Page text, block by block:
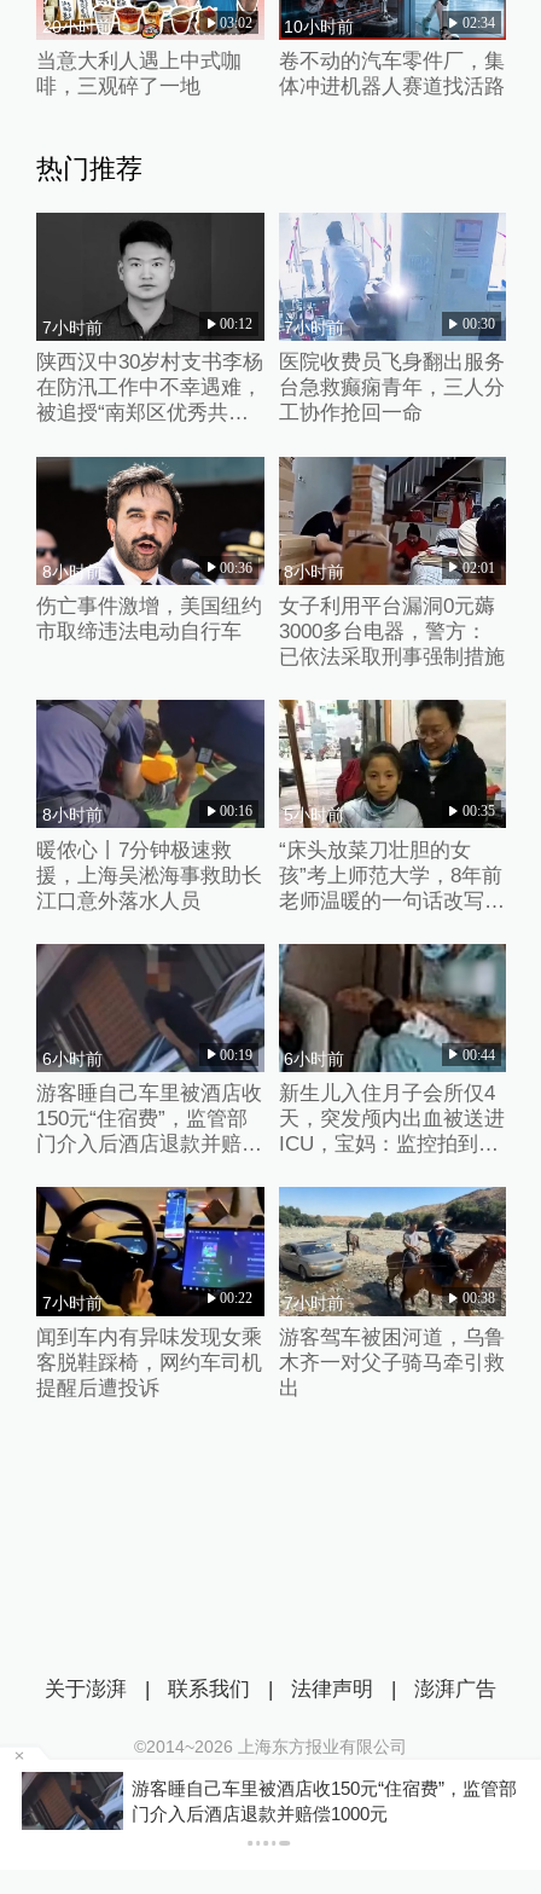
20小时前 03:02
当意大利人遇上中式咖
啡，三观碎了一地
10小时前 02:34
卷不动的汽车零件厂，集
体冲进机器人赛道找活路
热门推荐
7小时前 00:12
陕西汉中30岁村支书李杨
在防汛工作中不幸遇难，
被追授“南郑区优秀共产
7小时前 00:30
医院收费员飞身翻出服务
台急救癫痫青年，三人分
工协作抢回一命
8小时前 00:36
伤亡事件激增，美国纽约
市取缔违法电动自行车
8小时前 02:01
女子利用平台漏洞0元薅
3000多台电器，警方：
已依法采取刑事强制措施
8小时前 00:16
暖侬心丨7分钟极速救
援，上海吴淞海事救助长
江口意外落水人员
5小时前 00:35
“床头放菜刀壮胆的女
孩”考上师范大学，8年前
老师温暖的一句话改写了
6小时前 00:19
游客睡自己车里被酒店收
150元“住宿费”，监管部
门介入后酒店退款并赔偿
6小时前 00:44
新生儿入住月子会所仅4
天，突发颅内出血被送进
ICU，宝妈：监控拍到护
7小时前 00:22
闻到车内有异味发现女乘
客脱鞋踩椅，网约车司机
提醒后遭投诉
7小时前 00:38
游客驾车被困河道，乌鲁
木齐一对父子骑马牵引救
出
你有权知道更多
下载澎湃新闻客户端
“住宿费”，监管部
关于澎湃 | 联系我们 | 法律声明 | 澎湃广告
©2014~2026 上海东方报业有限公司
沪ICP证：沪B2-20170116 | 沪ICP备14003370号
互联网新闻信息服务许可证：31120170006
沪公网安备 31010602000299号